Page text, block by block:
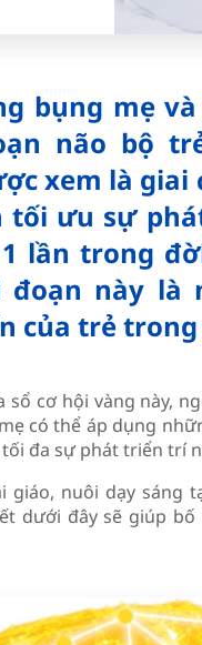
bụng mẹ
não bộ
xem là giai
tối ưu sự
lần trong
này là
của trẻ
cơ hội vàng này,
có thể áp dụng
đa sự phát triển trí
giáo, nuôi dạy sáng
dưới đây sẽ giúp